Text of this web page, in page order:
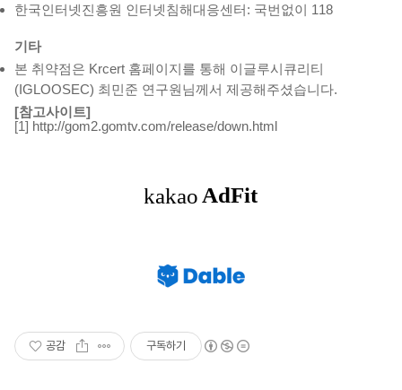
한국인터넷진흥원 인터넷침해대응센터: 국번없이 118
기타
본 취약점은 Krcert 홈페이지를 통해 이글루시큐리티
(IGLOOSEC) 최민준 연구원님께서 제공해주셨습니다.
[참고사이트]
[1] http://gom2.gomtv.com/release/down.html
공감 구독하기